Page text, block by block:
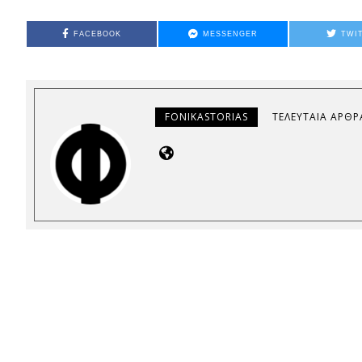
FACEBOOK MESSENGER
FONIKASTORIAS ΤΕΛΕΥΤΑΊΑ